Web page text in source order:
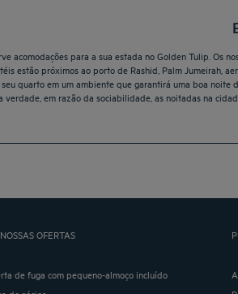
acomodações para a sua estada no Golden Tulip. Os
estão próximos ao porto de Rashid, Palm Jumeirah,
quarto em um ambiente que garantirá uma boa
verdade, em razão da sociabilidade, as noitadas na
OFERTAS
de fuga com pequeno-almoço incluído